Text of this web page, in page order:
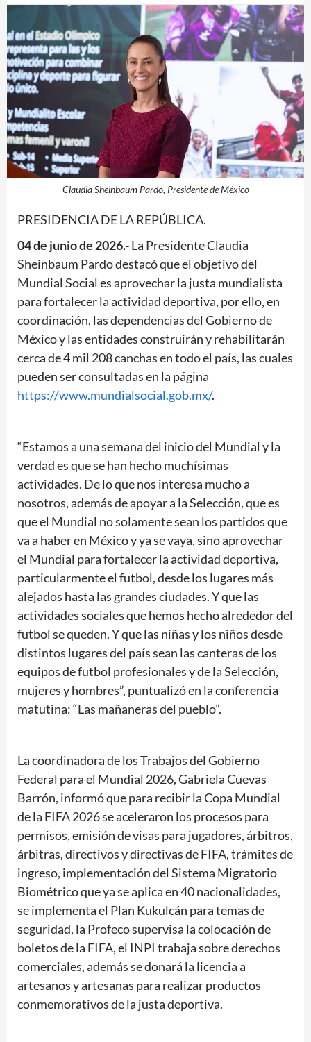
Claudia Sheinbaum Pardo, Presidente de México
PRESIDENCIA DE LA REPÚBLICA.
04 de junio de 2026.-La Presidente Claudia
Sheinbaum Pardo destacó que el objetivo del
Mundial Social es aprovechar la justa mundialista
para fortalecer la actividad deportiva, por ello, en
coordinación, las dependencias del Gobierno de
México y las entidades construirán y rehabilitarán
cerca de 4 mil 208 canchas en todo el país, las cuales
pueden ser consultadas en la página
https://www.mundialsocial.gob.mx/.
“Estamos a una semana del inicio del Mundial y la
verdad es que se han hecho muchísimas
actividades. De lo que nos interesa mucho a
nosotros, además de apoyar a la Selección, que es
que el Mundial no solamente sean los partidos que
va a haber en México y ya se vaya, sino aprovechar
el Mundial para fortalecer la actividad deportiva,
particularmente el futbol, desde los lugares más
alejados hasta las grandes ciudades. Y que las
actividades sociales que hemos hecho alrededor del
futbol se queden. Y que las niñas y los niños desde
distintos lugares del país sean las canteras de los
equipos de futbol profesionales y de la Selección,
mujeres y hombres”, puntualizó en la conferencia
matutina: “Las mañaneras del pueblo”.
La coordinadora de los Trabajos del Gobierno
Federal para el Mundial 2026, Gabriela Cuevas
Barrón, informó que para recibir la Copa Mundial
de la FIFA 2026 se aceleraron los procesos para
permisos, emisión de visas para jugadores, árbitros,
árbitras, directivos y directivas de FIFA, trámites de
ingreso, implementación del Sistema Migratorio
Biométrico que ya se aplica en 40 nacionalidades,
se implementa el Plan Kukulcán para temas de
seguridad, la Profeco supervisa la colocación de
boletos de la FIFA, el INPI trabaja sobre derechos
comerciales, además se donará la licencia a
artesanos y artesanas para realizar productos
conmemorativos de la justa deportiva.